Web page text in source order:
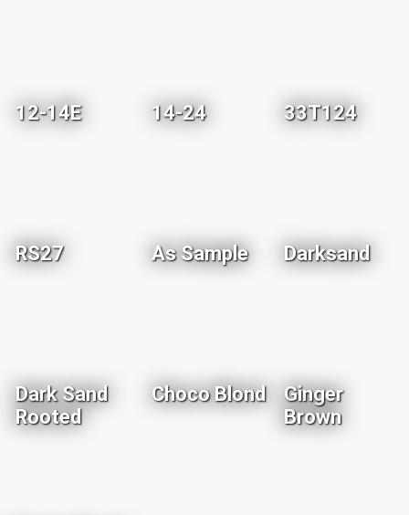
12-14E 14-24 33T124
RS27 As Sample Darksand
Dark Sand
Rooted
Choco Blond
Ginger
Brown